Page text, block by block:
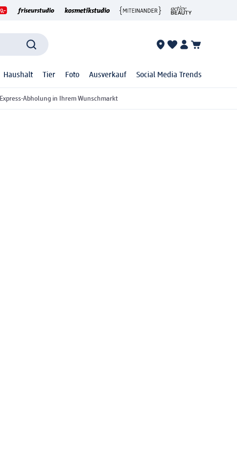
Haushalt Tier Foto Ausverkauf Social Media Trends
Express-Abholung in Ihrem Wunschmarkt